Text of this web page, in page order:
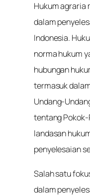
Hukum agraria
dalam
Indonesia.
norma hukum
hubungan
termasuk
Undang-
tentang
landasan
penyelesaian
Salah satu
dalam